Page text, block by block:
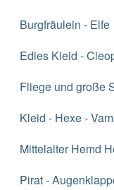
Burgfräulein - Elfe
Edles Kleid -
Fliege und große
Kleid - Hexe -
Mittelalter Hemd
Pirat -